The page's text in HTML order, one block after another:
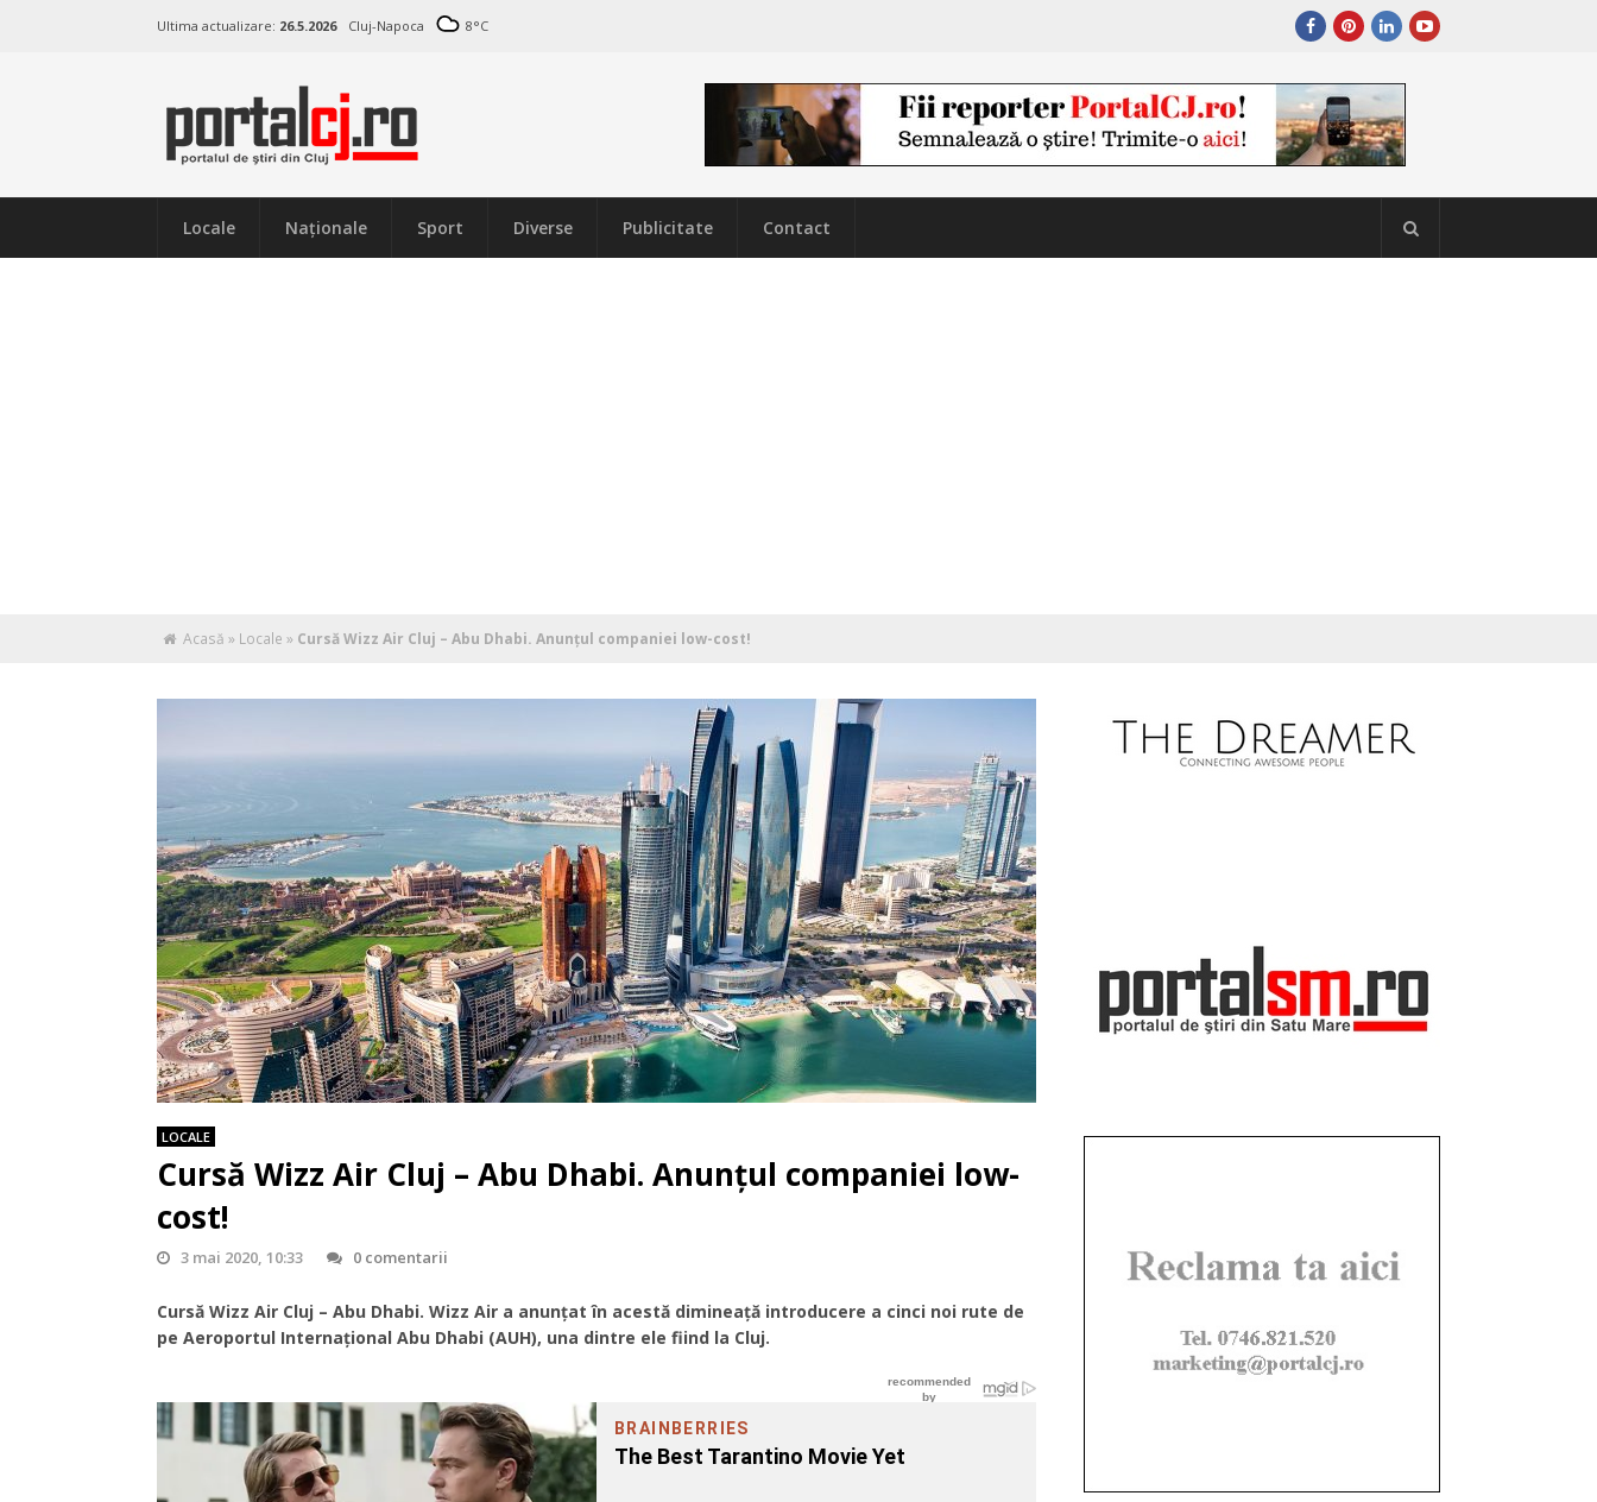
Ultima actualizare: 26.5.2026 Cluj-Napoca 8°C
Locale Naţionale Sport Diverse Publicitate Contact
Acasă » Locale » Cursă Wizz Air Cluj – Abu Dhabi. Anunţul companiei low-cost!
LOCALE
Cursă Wizz Air Cluj – Abu Dhabi. Anunţul companiei low-
cost!
3 mai 2020, 10:33 0 comentarii
Cursă Wizz Air Cluj – Abu Dhabi. Wizz Air a anunțat în acestă dimineaţă introducere a cinci noi rute de
pe Aeroportul Internațional Abu Dhabi (AUH), una dintre ele fiind la Cluj.